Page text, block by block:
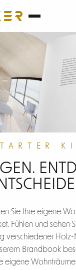
Sie Ihre eigene
Fühlen und sehen
verschiedener
Brandbook
eigene Wohnträume.